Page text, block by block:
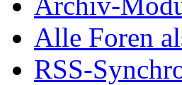
Alle Foren
RSS-